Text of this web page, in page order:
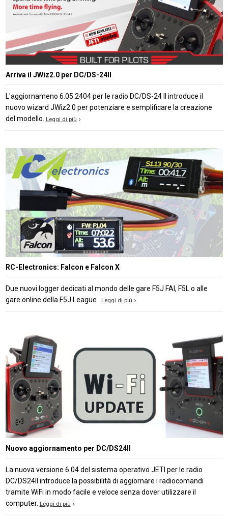
Arriva il JWiz2.0 per DC/DS-24II
L'aggiornameno 6.05.2404 per le radio DC/DS-24 II introduce il
nuovo wizard JWiz2.0 per potenziare e semplificare la creazione
del modello. Leggi di più
RC-Electronics: Falcon e Falcon X
Due nuovi logger dedicati al mondo delle gare F5J FAI, F5L o alle
gare online della F5J League.
Leggi di più
Nuovo aggiornamento per DC/DS24II
La nuova versione 6.04 del sistema operativo JETI per le radio
DC/DS24II introduce la possibilità di aggiornare i radiocomandi
tramite WiFi in modo facile e veloce senza dover utilizzare il
computer. Leggi di più